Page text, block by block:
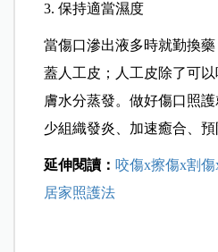
3. 保持適當濕度
當傷口滲出液多時就勤換
蓋人工皮；人工皮除了可
膚水分蒸發。做好傷口照
少組織發炎、加速癒合、預
延伸閱讀： 咬傷x擦傷x割
居家照護法